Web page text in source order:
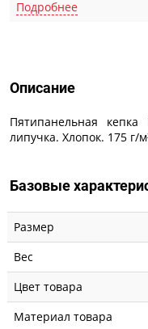
Подробнее
Описание
Пятипанельная
липучка. Хлопок. 175 г/
Базовые
Размер
Вес
Цвет товара
Материал товара